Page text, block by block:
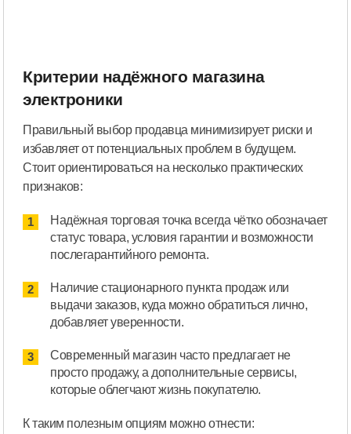
Критерии надёжного магазина
электроники
Правильный выбор продавца минимизирует риски и
избавляет от потенциальных проблем в будущем.
Стоит ориентироваться на несколько практических
признаков:
Надёжная торговая точка всегда чётко обозначает
статус товара, условия гарантии и возможности
послегарантийного ремонта.
Наличие стационарного пункта продаж или
выдачи заказов, куда можно обратиться лично,
добавляет уверенности.
Современный магазин часто предлагает не
просто продажу, а дополнительные сервисы,
которые облегчают жизнь покупателю.
К таким полезным опциям можно отнести: